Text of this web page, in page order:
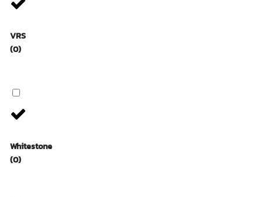
VRS
(0)
Whitestone
(0)